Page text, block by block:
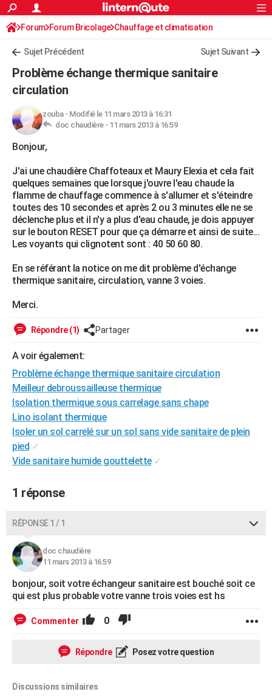
ACTUALITÉS
Politique
Société
Faits Divers
Education
Monde
Villes
+
Programme TV
Streaming
Cinéma
Sorties cinéma
Musique
FINANCE
Retraite
Impôts
Epargne
Immobilier
Risques naturels par ville
Banque
Assurance
Crédit
AUTO
Essais
Réserver un essai
Citadines
Berlines
SUV
Forum auto
HIGH-TECH
Forum
Aménagement intérieur
Extérieur
Cuisine
Salle de bains
Jardinage
Rangement
WEEK-END
Guides de France
Escapades
Patrimoine
Expositions
Musées
Week-end nature
+LIFESTYLE
Art de vivre
Bien-être
Loisirs
Mode
Modes de vie
SANTE
VOYAGE
Destinations
City break
Voyage nature
Voyage de noces
Forum
Climat
+
BONS PLANS
CARTE DE VOEUX
Carte de Noël
Carte Bonne année
Carte Saint-Valentin
Carte Pâques
Carte d'anniversaire
DICTIONNAIRE
Dictionnaire
Biographies
Citations
Expressions
Proverbes
PROGRAMME TV
COPAINS D'AVANT
S'inscrire
Se connecter
Lycées
Collèges
Primaires
Universités
Entreprises
Service militaire
Avis de recherche
AVIS DE DÉCÈS
Rechercher
S'inscrire
Connexion
Forum Forum Bricolage Chauffage et climatisation
Sujet Précédent Sujet Suivant
Problème échange thermique sanitaire
circulation
zouba- Modifié le 11 mars 2013 à 16:31
doc chaudière - 11 mars 2013 à 16:59
Bonjour,
J'ai une chaudière Chaffoteaux et Maury Elexia et cela fait
quelques semaines que lorsque j'ouvre l'eau chaude la
flamme de chauffage commence à s'allumer et s'éteindre
toutes des 10 secondes et après 2 ou 3 minutes elle ne se
déclenche plus et il n'y a plus d'eau chaude, je dois appuyer
sur le bouton RESET pour que ça démarre et ainsi de suite...
Les voyants qui clignotent sont : 40 50 60 80.
En se référant la notice on me dit problème d'échange
thermique sanitaire, circulation, vanne 3 voies.
Merci.
Répondre (1) Partager
A voir également:
Problème échange thermique sanitaire circulation
Meilleur debroussailleuse thermique
Isolation thermique sous carrelage sans chape
Lino isolant thermique
Isoler un sol carrelé sur un sol sans vide sanitaire de plein
pied ✓
Vide sanitaire humide gouttelette ✓
1 réponse
RÉPONSE 1 / 1
doc chaudière
11 mars 2013 à 16:59
bonjour, soit votre échangeur sanitaire est bouché soit ce
qui est plus probable votre vanne trois voies est hs
Commenter 0
Répondre Posez votre question
Discussions similaires